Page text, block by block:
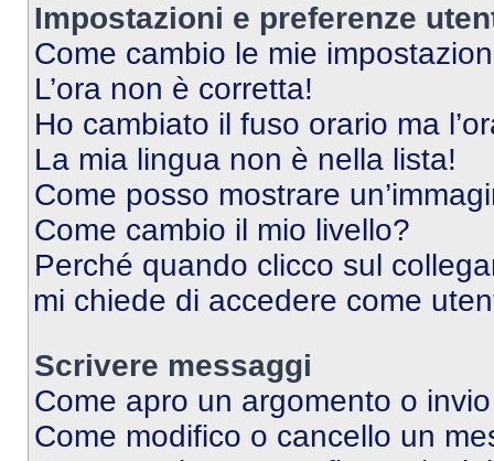
Impostazioni e preferenze
Come cambio le mie
L’ora non è corretta!
Ho cambiato il fuso orario ma
La mia lingua non è nella lista!
Come posso mostrare
Come cambio il mio livello?
Perché quando clicco sul
mi chiede di accedere come
Scrivere messaggi
Come apro un argomento o
Come modifico o cancello un